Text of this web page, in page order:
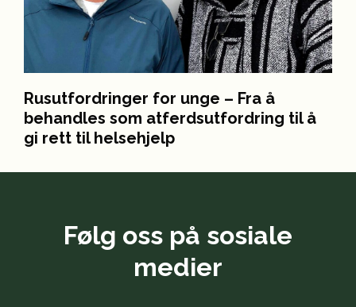
Rusutfordringer for unge – Fra å
behandles som atferdsutfordring til å
gi rett til helsehjelp
Følg oss på sosiale
medier